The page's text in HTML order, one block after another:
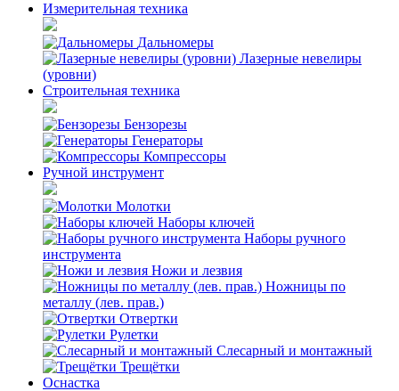
Измерительная техника
Дальномеры
Лазерные невелиры
(уровни)
Строительная техника
Бензорезы
Генераторы
Компрессоры
Ручной инструмент
Молотки
Наборы ключей
Наборы ручного
инструмента
Ножи и лезвия
Ножницы по
металлу (лев. прав.)
Отвертки
Рулетки
Слесарный и монтажный
Трещётки
Оснастка